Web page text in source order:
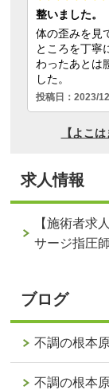
求人情報
【施術者求
サージ指圧
ブログ
不調の根本
不調の根本